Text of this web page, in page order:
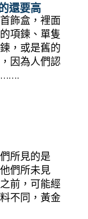
還要高
飾盒，裡面
項鍊、單隻
，或是舊的
因為人們認
…….
所見的是
們所未見
前，可能經
不同，黃金